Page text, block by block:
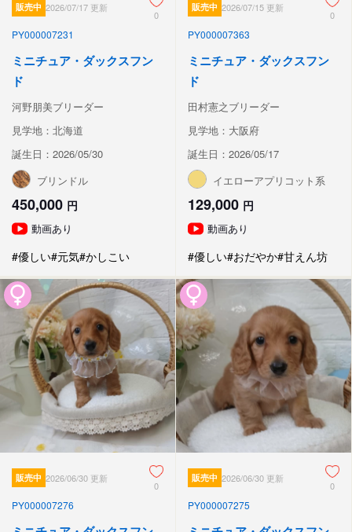
販売中 2026/07/17 更新
0
PY000007231
ミニチュア・ダックスフン
ド
河野朋美ブリーダー
見学地：北海道
誕生日：2026/05/30
ブリンドル
450,000 円
動画あり
#優しい#元気#かしこい
販売中 2026/07/15 更新
0
PY000007363
ミニチュア・ダックスフン
ド
田村憲之ブリーダー
見学地：大阪府
誕生日：2026/05/17
イエローアプリコット系
129,000 円
動画あり
#優しい#おだやか#甘えん坊
販売中 2026/06/30 更新
0
PY000007276
販売中 2026/06/30 更新
0
PY000007275